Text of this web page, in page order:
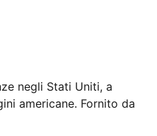
noi
negli Stati Uniti, a
americane. Fornito da